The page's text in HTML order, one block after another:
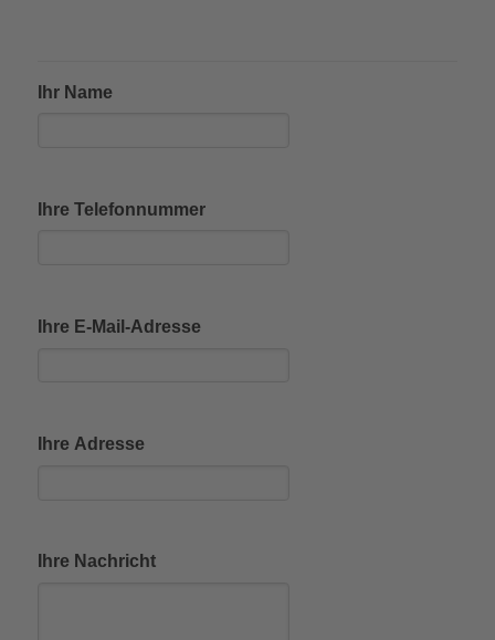
Ihr Name
Ihre Telefonnummer
Ihre E-Mail-Adresse
Ihre Adresse
Ihre Nachricht